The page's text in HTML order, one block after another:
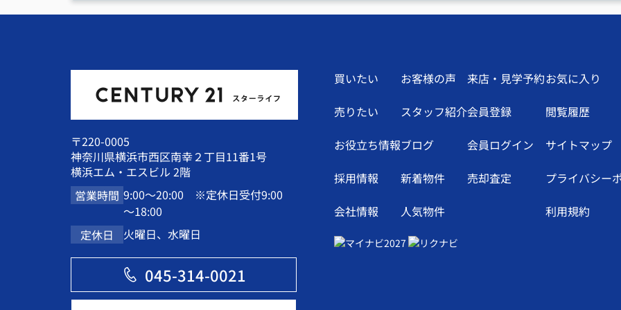
〒220-0005
神奈川県横浜市西区南幸２丁目11番1号
横浜エム・エスビル 2階
営業時間 9:00～20:00 ※定休日受付9:00
～18:00
定休日
火曜日、水曜日
045-314-0021
買いたい
売りたい
お役立ち情報
採用情報
会社情報
お客様の声
スタッフ紹介
ブログ
新着物件
人気物件
来店・見学予約
会員登録
会員ログイン
売却査定
お気に入り
閲覧履歴
サイトマップ
プライバシー
利用規約